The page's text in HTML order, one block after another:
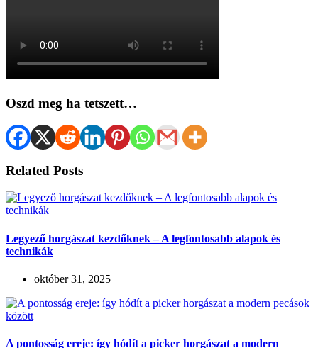
Oszd meg ha tetszett…
Related Posts
Legyező horgászat kezdőknek – A legfontosabb alapok és
technikák
október 31, 2025
A pontosság ereje: így hódít a picker horgászat a modern